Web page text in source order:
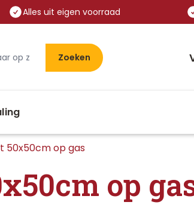
Alles uit eigen voorraad
Zoeken
50x50cm op gas
op